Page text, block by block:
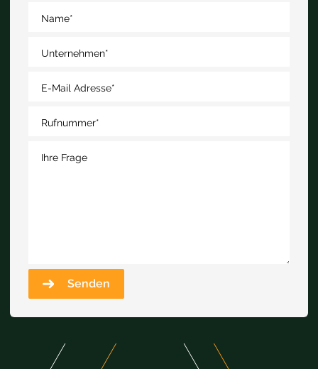
Name*
Unternehmen*
E-Mail Adresse*
Rufnummer*
Ihre Frage
Senden